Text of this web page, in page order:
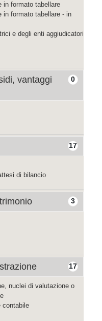
in formato tabellare
in formato tabellare - in
e degli enti aggiudicatori
0
vantaggi
17
di bilancio
3
17
nuclei di valutazione o
contabile